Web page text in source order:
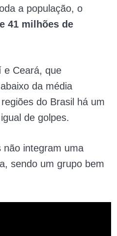
a população, o
41 milhões de
e Ceará, que
da média
do Brasil há um
de golpes.
integram uma
sendo um grupo bem